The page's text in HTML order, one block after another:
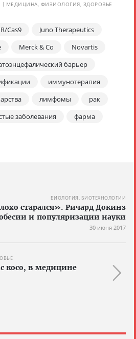
МЕДИЦИНА, ФИЗИОЛОГИЯ, ЗДОРОВЬЕ
Cas9
Juno Therapeutics
Merck & Co
Novartis
барьер
иммунотерапия
лимфомы
рак
заболевания
фарма
БИОЛОГИЯ, БИОТЕХНОЛОГИИ
старался». Ричард Докинз
и популяризации науки
30 июня 2017
косо, в медицине